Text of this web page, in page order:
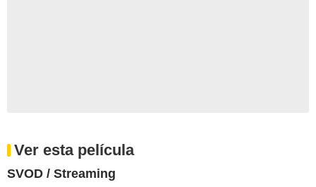
Ver esta película
SVOD / Streaming